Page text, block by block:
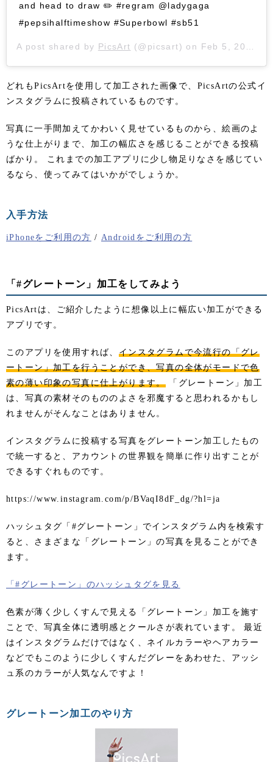
and head to draw ✏️ #regram @ladygaga
#pepsihalftimeshow #Superbowl #sb51
A post shared by PicsArt (@picsart) on Feb 5, 2017 at 5:58pm PST
どれもPicsArtを使用して加工された画像で、PicsArtの公式イ
ンスタグラムに投稿されているものです。
写真に一手間加えてかわいく見せているものから、絵画のよ
うな仕上がりまで、加工の幅広さを感じることができる投稿
ばかり。 これまでの加工アプリに少し物足りなさを感じてい
るなら、使ってみてはいかがでしょうか。
入手方法
iPhoneをご利用の方 /Androidをご利用の方
「#グレートーン」加工をしてみよう
PicsArtは、ご紹介したように想像以上に幅広い加工ができる
アプリです。
このアプリを使用すれば、 インスタグラムで今流行の「グレ
ートーン」加工を行うことができ、写真の全体がモードで色
素の薄い印象の写真に仕上がります。「グレートーン」加工
は、写真の素材そのもののよさを邪魔すると思われるかもし
れませんがそんなことはありません。
インスタグラムに投稿する写真をグレートーン加工したもの
で統一すると、アカウントの世界観を簡単に作り出すことが
できるすぐれものです。
https://www.instagram.com/p/BVaqI8dF_dg/?hl=ja
ハッシュタグ「#グレートーン」でインスタグラム内を検索す
ると、さまざまな「グレートーン」の写真を見ることができ
ます。
「#グレートーン」のハッシュタグを見る
色素が薄く少しくすんで見える「グレートーン」加工を施す
ことで、写真全体に透明感とクールさが表れています。 最近
はインスタグラムだけではなく、ネイルカラーやヘアカラー
などでもこのように少しくすんだグレーをあわせた、アッシ
ュ系のカラーが人気なんですよ！
グレートーン加工のやり方